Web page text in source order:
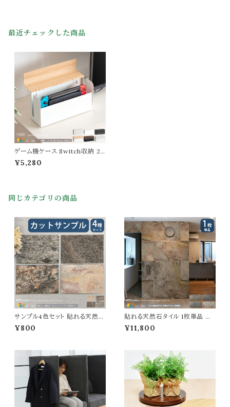
最近チェックした商品
ゲーム機ケース Switch収納 28
cm幅 ホワイト ナチュラル ブラウ
ン 白 茶色 おすすめ おしゃれ 北
m 高さ14cm Switch用収納ケ
¥5,280
同じカテゴリの商品
サンプル4色セット 貼れる天然石
タイル DIY ストーン シルバーグ
レー スチールグレー フォレストフ
円柱施工 カーブ面施工 Fフォー
スター カット可能 おすすめ 壁に
貼れる お試しサンプルセット サ
ンプル品
¥800
貼れる天然石タイル 1枚単品 横
幅122cm 縦幅61cm 厚み0.2c
m DIY ストーン シルバーグレー
カットできる 円柱施工可能 カー
ブ面施工可能 Fフォースター カ
ット可能 おすすめ おしゃれ モダ
ン 石柄 壁に貼れる
¥11,800